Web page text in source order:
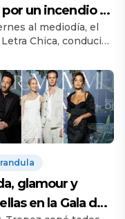
un incendio se
en vivo la
de Neura –
Online
al mediodía, el
Chica, conducido
momento de
absoluta al aire
un incendio obligó
la
en vivo y
de inmediato las
de streaming de
Fantino. Todo
cerca de las 12:30,
el periodista
glamour y
en la Gala de